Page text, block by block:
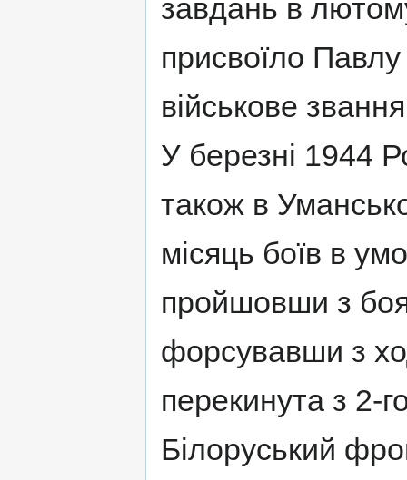
завдань в
присвоїло
військове
У березні 1944
також в
місяць боїв в
пройшовши з
форсувавши з
перекинута з 2-
Білоруський